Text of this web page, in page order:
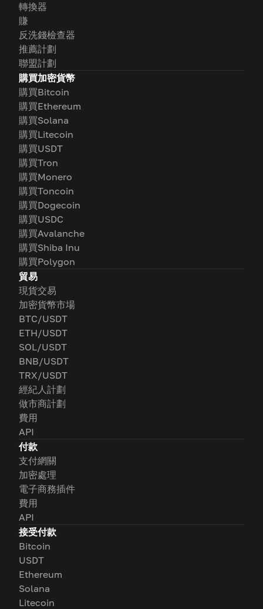
轉換器
賺
反洗錢檢查器
推薦計劃
聯盟計劃
購買加密貨幣
購買Bitcoin
購買Ethereum
購買Solana
購買Litecoin
購買USDT
購買Tron
購買Monero
購買Toncoin
購買Dogecoin
購買USDC
購買Avalanche
購買Shiba Inu
購買Polygon
貿易
現貨交易
加密貨幣市場
BTC/USDT
ETH/USDT
SOL/USDT
BNB/USDT
TRX/USDT
經紀人計劃
做市商計劃
費用
API
付款
支付網關
加密處理
電子商務插件
費用
API
接受付款
Bitcoin
USDT
Ethereum
Solana
Litecoin